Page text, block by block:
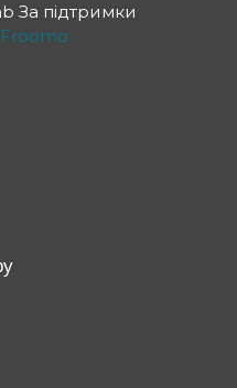
За підтримки
Froomo